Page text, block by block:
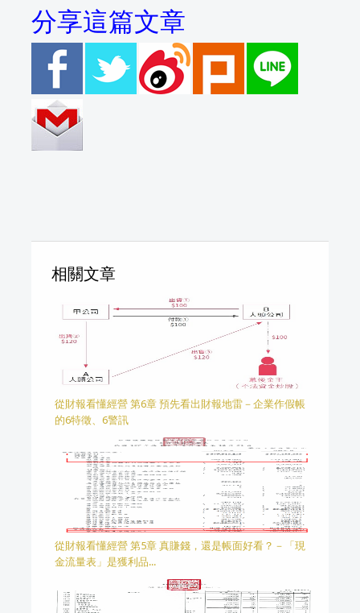
分享這篇文章
相關文章
從財報看懂經營 第6章 預先看出財報地雷－企業作假帳
的6特徵、6警訊
從財報看懂經營 第5章 真賺錢，還是帳面好看？－「現
金流量表」是獲利品...